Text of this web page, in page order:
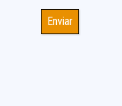
Enviar